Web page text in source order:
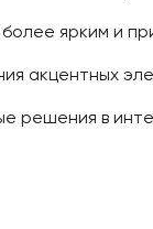
ярким и
акцентных
решения в